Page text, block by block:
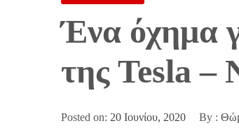
Ένα όχημα
της Tesla –
Posted on: 20 Ιουνίου, 2020 By :